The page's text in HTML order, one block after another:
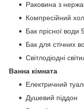
Раковина з
Компресійний
Бак прісної води
Бак для стічних
Світлодіодні
Ванна кімната
Електричний
Душевий піддон